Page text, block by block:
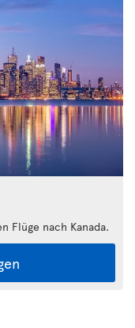
Flüge nach Kanada.